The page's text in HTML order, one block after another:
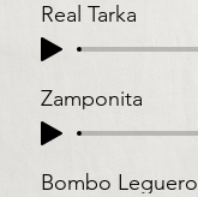
Real Tarka
Zamponita
Bombo Leguero